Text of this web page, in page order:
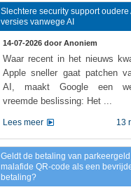
Slechtere security support oudere
versies vanwege AI
14-07-2026 door Anoniem
Waar recent in het nieuws
Apple sneller gaat patchen
AI, maakt Google een
vreemde beslissing: Het ...
13
Lees meer
Geldt de betaling van
malafide QR-code als een
betaling?